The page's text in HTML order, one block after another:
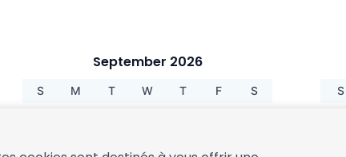
September 2026
S M T W T F
S
S